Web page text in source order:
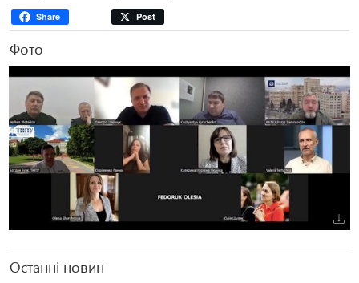
Share Post
Фото
Останні новин